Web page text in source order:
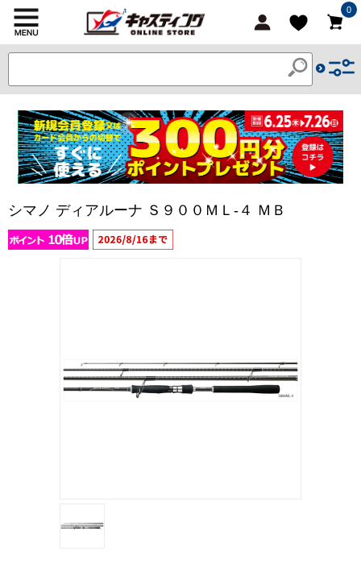
0
シマノ ディアルーナ Ｓ９００ＭＬ-４ ＭＢ